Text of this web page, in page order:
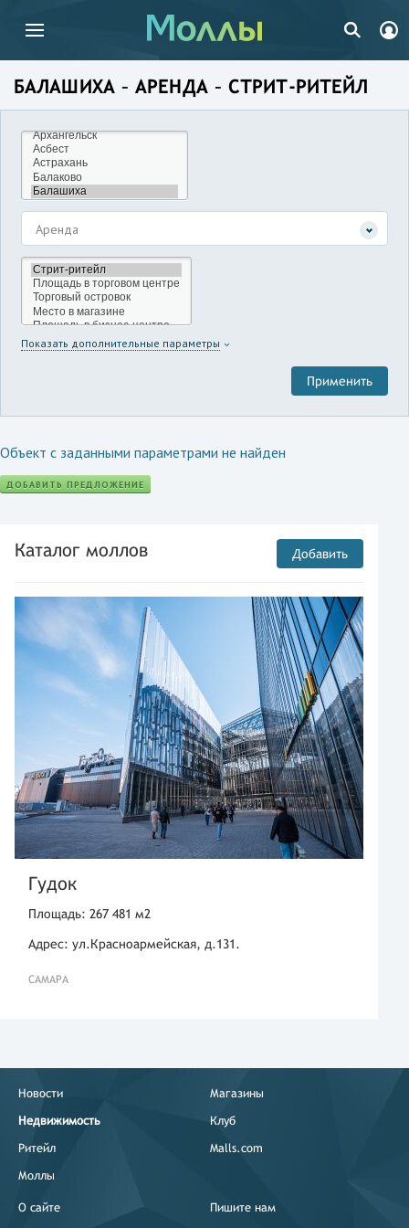
БАЛАШИХА – АРЕНДА – СТРИТ-РИТЕЙЛ
Аренда
Показать дополнительные параметры
Объект с заданными параметрами не найден
ДОБАВИТЬ ПРЕДЛОЖЕНИЕ
Каталог моллов Добавить
Гудок
Площадь: 267 481 м2
Адрес: ул.Красноармейская, д.131.
САМАРА
Новости
Недвижимость
Ритейл
Моллы
Магазины
Клуб
Malls.com
О сайте Пишите нам